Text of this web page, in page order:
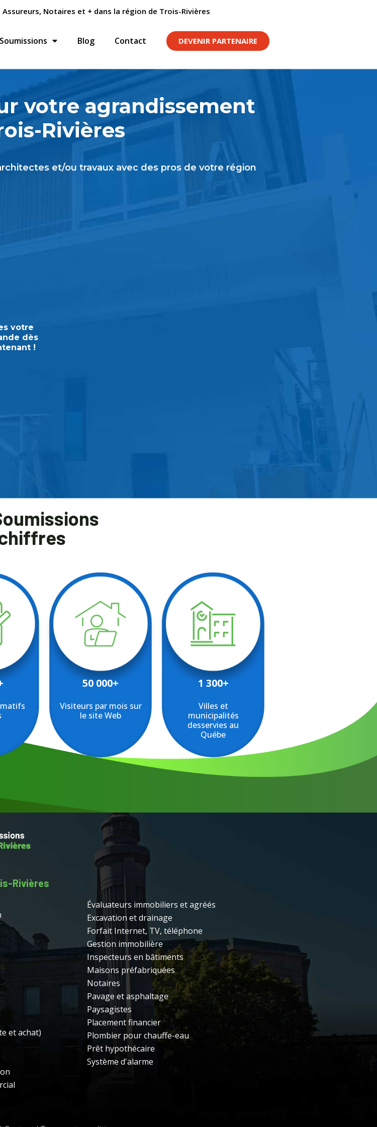
Notaires et + dans la région de Trois-Rivières
Soumissions Blog Contact DEVENIR PARTENAIRE
votre agrandissement
Rivières
et/ou travaux avec des pros de votre région
votre
dès
!
50 000+
Visiteurs par mois sur
le site Web
1 300+
Villes et
municipalités
desservies au
Québe
Rivières
et achat)
Évaluateurs immobiliers et agréés
Excavation et drainage
Forfait Internet, TV, téléphone
Gestion immobilière
Inspecteurs en bâtiments
Maisons préfabriquées
Notaires
Pavage et asphaltage
Paysagistes
Placement financier
Plombier pour chauffe-eau
Prêt hypothécaire
Système d'alarme